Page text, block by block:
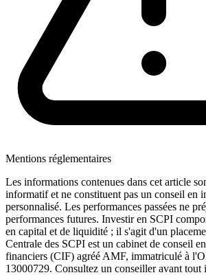
Mentions réglementaires
Les informations contenues dans cet article
informatif et ne constituent pas un conseil en
personnalisé. Les performances passées ne
performances futures. Investir en SCPI
en capital et de liquidité ; il s'agit d'un
Centrale des SCPI est un cabinet de conseil
financiers (CIF) agréé AMF, immatriculé à
13000729. Consultez un conseiller avant tout